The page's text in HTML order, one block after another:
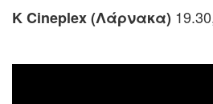
K Cineplex (Λάρνακα)